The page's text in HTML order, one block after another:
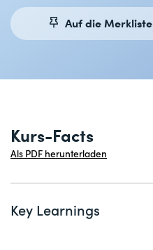
Auf die Merkliste
Kurs-Facts
Als PDF herunterladen
Key Learnings